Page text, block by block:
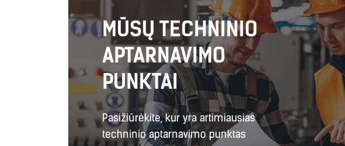
MŪSŲ TECHNINIO
APTARNAVIMO
PUNKTAI
Pasižiūrėkite, kur yra artimiausias
techninio aptarnavimo punktas